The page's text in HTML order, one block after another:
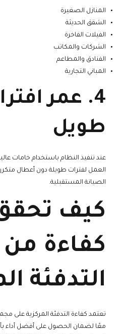
المنازل الصغيرة
الشقق الحديثة
الفيلات الفاخرة
الشركات والمكاتب
الفنادق والمطاعم
المباني التجارية
4. عمر
طويل
عند تنفيذ النظام باستخدام خامات
العمل لفترات طويلة دون أعطال
الصيانة المستقبلية.
كيف
كفاءة
التدفئة
تعتمد كفاءة التدفئة المركزية على
معًا لضمان الحصول على أفضل أداء